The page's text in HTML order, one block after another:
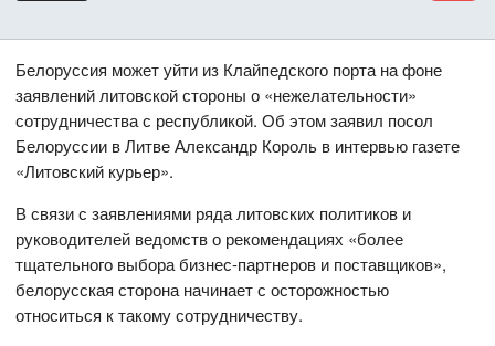
Белоруссия может уйти из Клайпедского порта на фоне
заявлений литовской стороны о «нежелательности»
сотрудничества с республикой. Об этом заявил посол
Белоруссии в Литве Александр Король в интервью газете
«Литовский курьер».
В связи с заявлениями ряда литовских политиков и
руководителей ведомств о рекомендациях «более
тщательного выбора бизнес-партнеров и поставщиков»,
белорусская сторона начинает с осторожностью
относиться к такому сотрудничеству.